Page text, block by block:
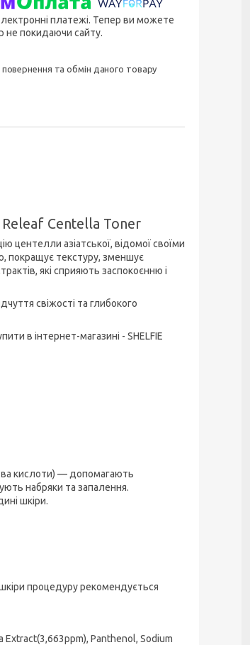
платежі. Тепер ви можете
не покидаючи сайту.
Centella Toner
центелли азіатської, відомої своїми
покращує текстуру, зменшує
які сприяють заспокоєнню і
свіжості та глибокого
кислоти) — допомагають
набряки та запалення.
шкіри.
процедуру рекомендується
Panthenol, Sodium